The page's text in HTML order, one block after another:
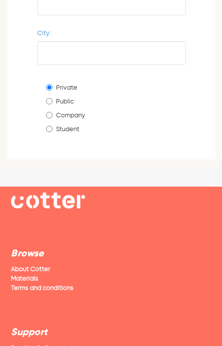
City:
Private
Public
Company
Student
Browse
About Cotter
Materials
Terms and conditions
Support